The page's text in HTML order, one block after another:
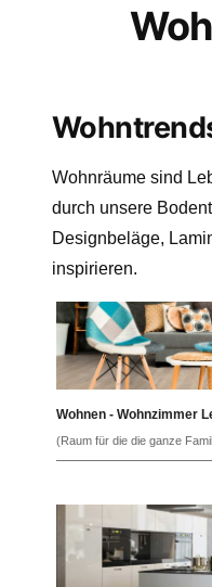
Wohnräume sind
durch unsere
Designbeläge,
inspirieren.
Wohnen - Wohnzimmer
(Raum für die die ganze